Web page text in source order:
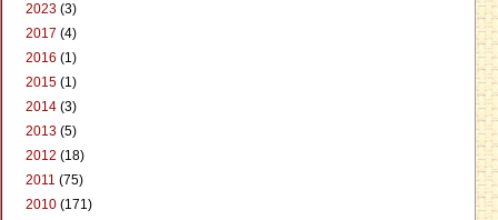
2023 (3)
2017 (4)
2016 (1)
2015 (1)
2014 (3)
2013 (5)
2012 (18)
2011 (75)
2010 (171)